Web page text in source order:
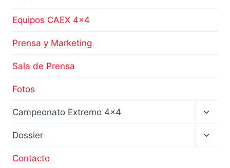
Equipos CAEX 4×4
Prensa y Marketing
Sala de Prensa
Fotos
Campeonato Extremo 4×4
hijo
Dossier
Contacto